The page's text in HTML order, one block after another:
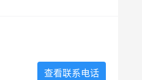
查看联系电话